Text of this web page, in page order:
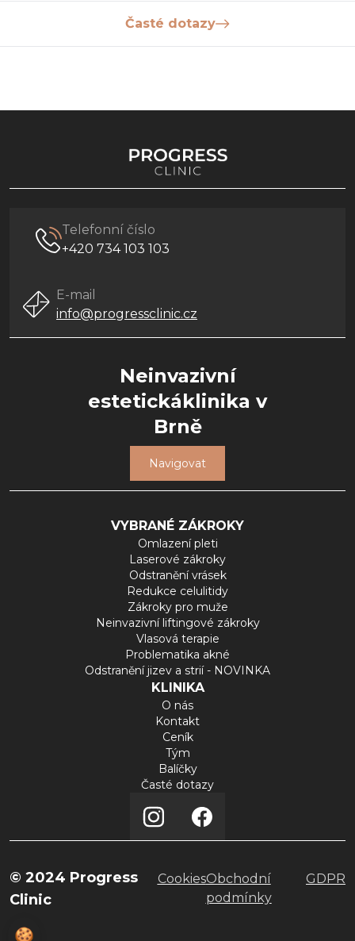
Časté dotazy
Telefonní číslo
+420 734 103 103
E-mail
info@progressclinic.cz
Neinvazivní
estetickáklinika v
Brně
Navigovat
VYBRANÉ ZÁKROKY
Omlazení pleti
Laserové zákroky
Odstranění vrásek
Redukce celulitidy
Zákroky pro muže
Neinvazivní liftingové zákroky
Vlasová terapie
Problematika akné
Odstranění jizev a strií - NOVINKA
KLINIKA
O nás
Kontakt
Ceník
Tým
Balíčky
Časté dotazy
© 2024 Progress
Clinic
CookiesObchodní
podmínky
GDPR
🍪